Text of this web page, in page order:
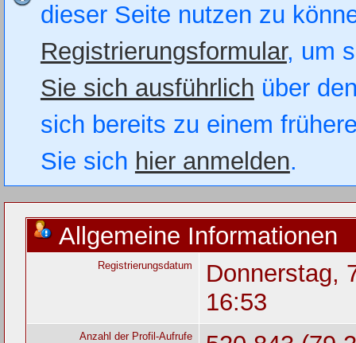
dieser Seite nutzen zu
Registrierungsformular, um
Sie sich ausführlich über
sich bereits zu einem
Sie sich hier anmelden.
Allgemeine Informationen
Registrierungsdatum
Donnerstag,
16:53
Anzahl der Profil-Aufrufe